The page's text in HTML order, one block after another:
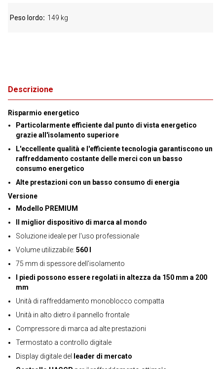
Descrizione
Risparmio energetico
Particolarmente efficiente dal punto di vista energetico
grazie all'isolamento superiore
L'eccellente qualità e l'efficiente tecnologia garantiscono un
raffreddamento costante delle merci con un basso
consumo energetico
Alte prestazioni con un basso consumo di energia
Versione
Modello PREMIUM
Il miglior dispositivo di marca al mondo
Soluzione ideale per l'uso professionale
Volume utilizzabile: 560 l
75 mm di spessore dell'isolamento
I piedi possono essere regolati in altezza da 150 mm a 200
mm
Unità di raffreddamento monoblocco compatta
Unità in alto dietro il pannello frontale
Compressore di marca ad alte prestazioni
Termostato a controllo digitale
Display digitale del
leader di mercato
Peso lordo 149 kg